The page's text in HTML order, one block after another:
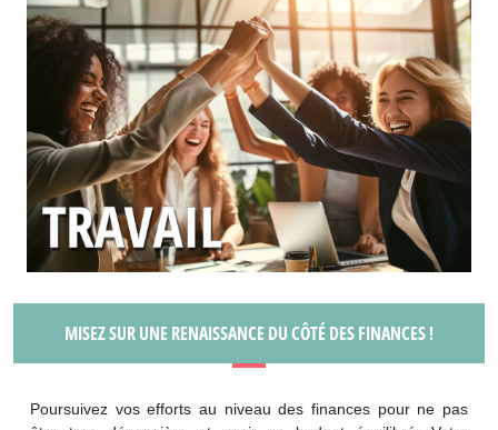
MISEZ SUR UNE RENAISSANCE DU CÔTÉ DES FINANCES !
Poursuivez vos efforts au niveau des finances pour ne pas